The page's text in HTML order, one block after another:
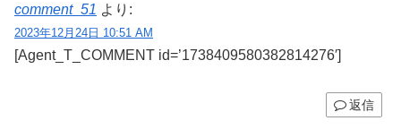
comment_51 より:
2023年12月24日 10:51 AM
[Agent_T_COMMENT id=’1738409580382814276′]
返信